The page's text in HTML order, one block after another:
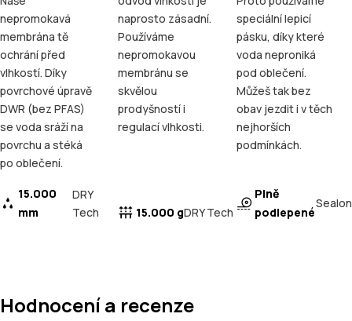
nepromokavá
membrána tě
ochrání před
vlhkostí. Díky
povrchové úpravě
DWR (bez PFAS)
se voda sráží na
povrchu a stéká
po oblečení.
15.000
mm
DRY
Tech
naprosto zásadní.
Používáme
nepromokavou
membránu se
skvělou
prodyšností i
regulací vlhkosti.
15.000 gDRY Tech
speciální lepicí
pásku, díky které
voda neproniká
pod oblečení.
Můžeš tak bez
obav jezdit i v těch
nejhorších
podmínkách.
Plně
podlepené
Sealon
Hodnocení a recenze